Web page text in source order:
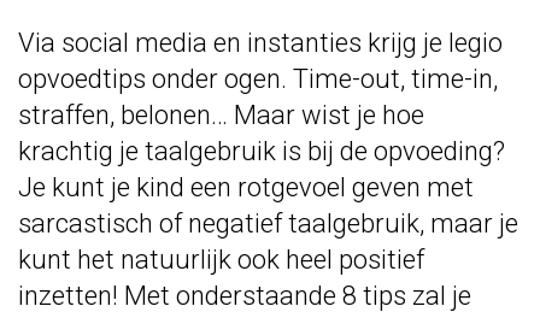
Via social media en instanties krijg je legio
opvoedtips onder ogen. Time-out, time-in,
straffen, belonen… Maar wist je hoe
krachtig je taalgebruik is bij de opvoeding?
Je kunt je kind een rotgevoel geven met
sarcastisch of negatief taalgebruik, maar je
kunt het natuurlijk ook heel positief
inzetten! Met onderstaande 8 tips zal je